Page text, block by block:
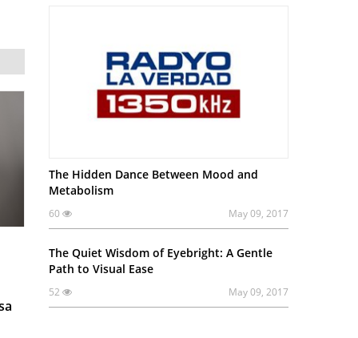
The Hidden Dance Between Mood and
Metabolism
60 May 09, 2017
The Quiet Wisdom of Eyebright: A Gentle
Path to Visual Ease
52 May 09, 2017